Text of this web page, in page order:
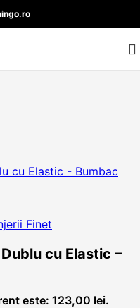
content
Finet
cu Elastic –
este: 123,00 lei.